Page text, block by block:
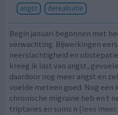
angst
derealisatie
Begin januari begonnen met
verwachting. Bijwerkingen
neerslachtigheid en
kreeg ik last van angst,
daardoor nog meer angst en
voelde meteen goed. Nog een
chronische migraine heb en t
triptanes en soms n [lees